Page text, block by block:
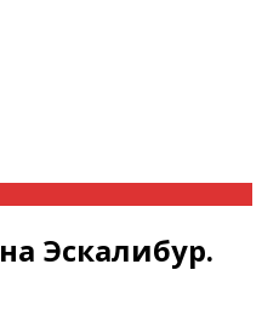
Эскалибур.